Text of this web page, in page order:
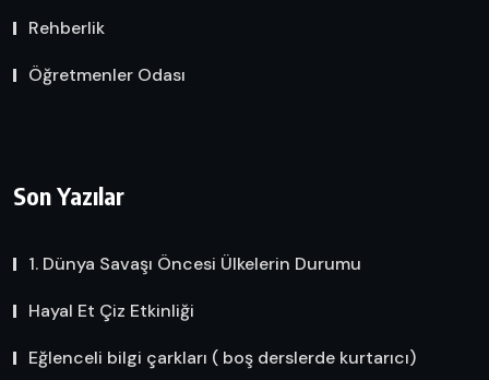
Rehberlik
Öğretmenler Odası
Son Yazılar
1. Dünya Savaşı Öncesi Ülkelerin Durumu
Hayal Et Çiz Etkinliği
Eğlenceli bilgi çarkları ( boş derslerde kurtarıcı)